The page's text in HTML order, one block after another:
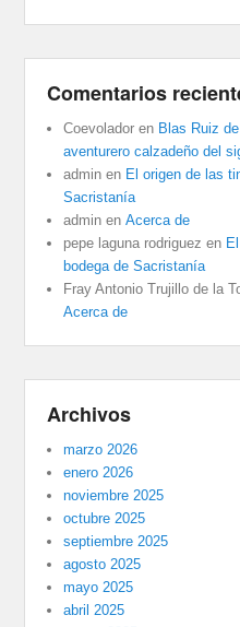
Comentarios
Coevolador en Blas Ruiz
aventurero calzadeño del
admin en El origen de las
Sacristanía
admin enAcerca de
pepe laguna rodriguez en
bodega de Sacristanía
Fray Antonio Trujillo de la
Acerca de
Archivos
marzo 2026
enero 2026
noviembre 2025
octubre 2025
septiembre 2025
agosto 2025
mayo 2025
abril 2025